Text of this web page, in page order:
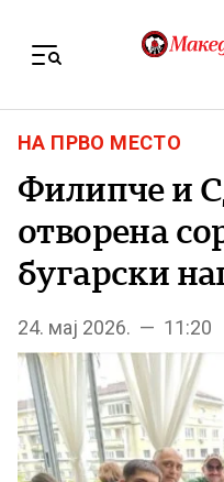
НА ПРВО МЕСТО
Филипче и
отворена
бугарски
24. мај 2026. — 11:20